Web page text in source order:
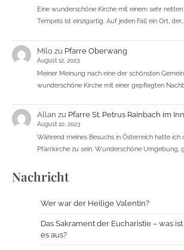
Eine wunderschöne Kirche mit einem sehr
Tempels ist einzigartig. Auf jeden Fall ein Ort, der…
Milozu Pfarre Oberwang
August 12, 2023
Meiner Meinung nach eine der schönsten
wunderschöne Kirche mit einer gepflegten
Allan zu Pfarre St. Petrus Rainbach im
August 10, 2023
Während meines Besuchs in Österreich hatte ich
Pfarrkirche zu sein. Wunderschöne Umgebung,
Nachricht
Wer war der Heilige Valentin?
Das Sakrament der Eucharistie – was
es aus?